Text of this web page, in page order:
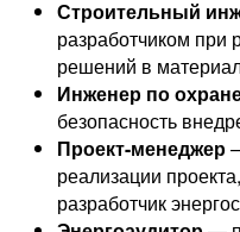
Строительный
разработчиком
решений в
Инженер по
безопасность
Проект-менеджер
реализации
разработчик